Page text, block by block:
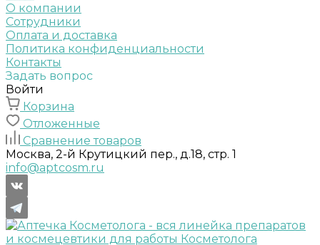
О компании
Сотрудники
Оплата и доставка
Политика конфиденциальности
Контакты
Задать вопрос
Войти
Корзина
Отложенные
Сравнение товаров
Москва, 2-й Крутицкий пер., д.18, стр. 1
info@aptcosm.ru